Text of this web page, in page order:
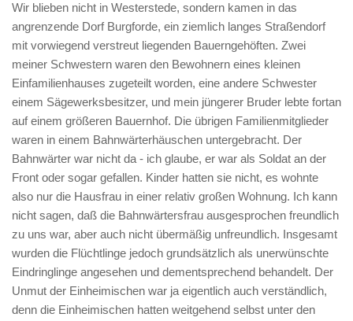
Wir blieben nicht in Westerstede, sondern kamen in das
angrenzende Dorf Burgforde, ein ziemlich langes Straßendorf
mit vorwiegend verstreut liegenden Bauerngehöften. Zwei
meiner Schwestern waren den Bewohnern eines kleinen
Einfamilienhauses zugeteilt worden, eine andere Schwester
einem Sägewerksbesitzer, und mein jüngerer Bruder lebte fortan
auf einem größeren Bauernhof. Die übrigen Familienmitglieder
waren in einem Bahnwärterhäuschen untergebracht. Der
Bahnwärter war nicht da - ich glaube, er war als Soldat an der
Front oder sogar gefallen. Kinder hatten sie nicht, es wohnte
also nur die Hausfrau in einer relativ großen Wohnung. Ich kann
nicht sagen, daß die Bahnwärtersfrau ausgesprochen freundlich
zu uns war, aber auch nicht übermäßig unfreundlich. Insgesamt
wurden die Flüchtlinge jedoch grundsätzlich als unerwünschte
Eindringlinge angesehen und dementsprechend behandelt. Der
Unmut der Einheimischen war ja eigentlich auch verständlich,
denn die Einheimischen hatten weitgehend selbst unter den